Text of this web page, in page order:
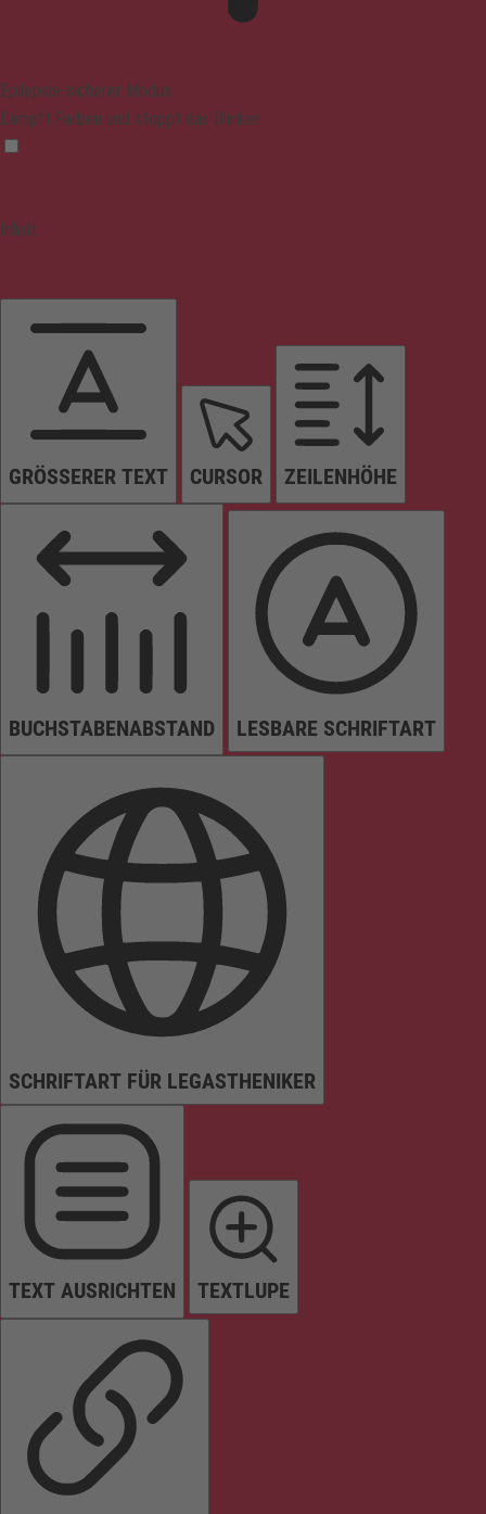
Epilepsie-sicherer Modus
Dämpft Farben und stoppt das Blinken
Inhalt
GRÖSSERER TEXT CURSOR ZEILENHÖHE
BUCHSTABENABSTAND LESBARE SCHRIFTART
SCHRIFTART FÜR LEGASTHENIKER
TEXT AUSRICHTEN TEXTLUPE